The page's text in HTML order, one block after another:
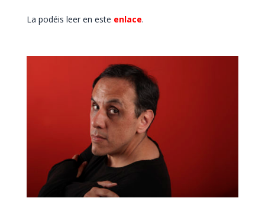
La podéis leer en este enlace.